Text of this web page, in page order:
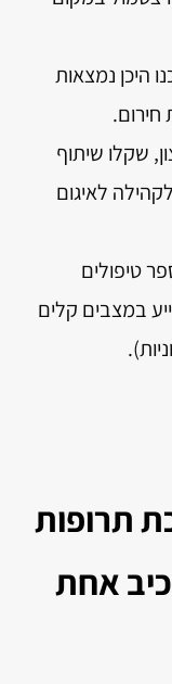
היכן נמצאות
שקלו שיתוף
לאיגום
טיפולים
במצבים קלים
תרופות
אחת